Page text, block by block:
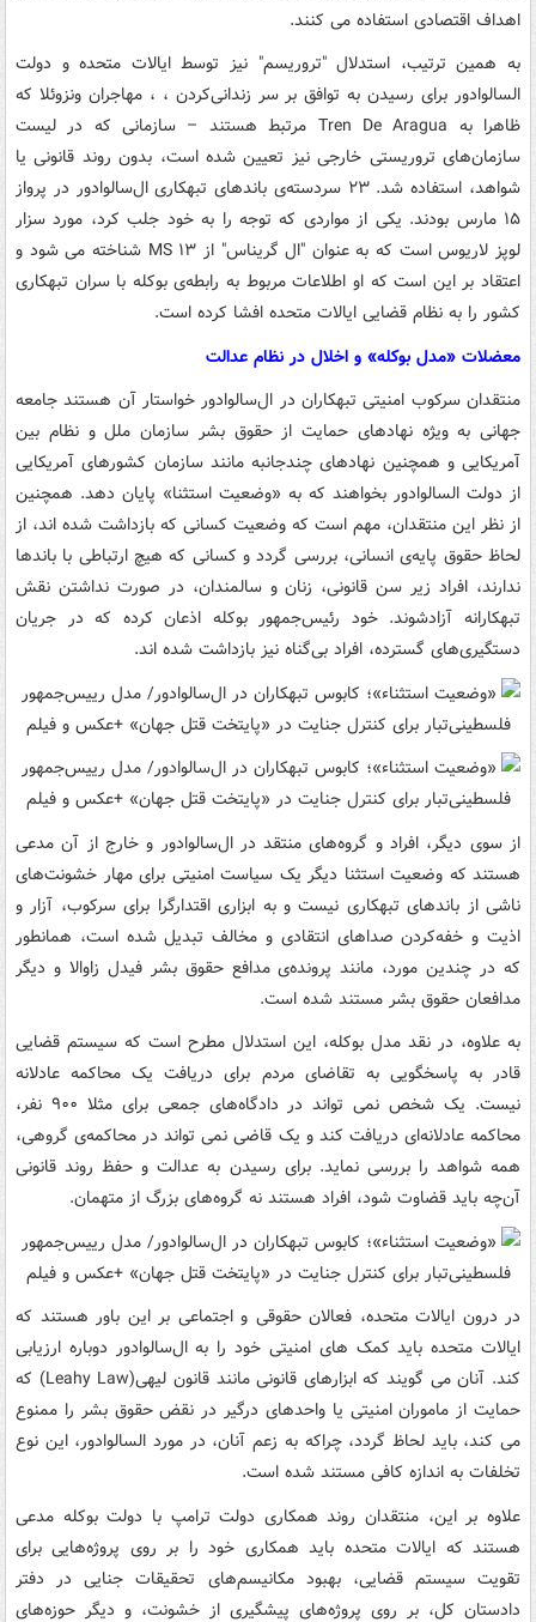
اهداف اقتصادی استفاده می کنند.
به همین ترتیب، استدلال "تروریسم" نیز توسط ایالات متحده و دولت
السالوادور برای رسیدن به توافق بر سر زندانی‌کردن ، ، مهاجران ونزوئلا که
ظاهرا به Tren De Aragua مرتبط هستند – سازمانی که در لیست
سازمان‌های تروریستی خارجی نیز تعیین شده است، بدون روند قانونی یا
شواهد، استفاده شد. ۲۳ سردسته‌ی باندهای تبهکاری ال‌سالوادور در پرواز
۱۵ مارس بودند. یکی از مواردی که توجه را به خود جلب کرد، مورد سزار
لوپز لاریوس است که به عنوان "ال گریناس" از MS ۱۳ شناخته می شود و
اعتقاد بر این است که او اطلاعات مربوط به رابطه‌ی بوکله با سران تبهکاری
کشور را به نظام قضایی ایالات متحده افشا کرده است.
معضلات «مدل بوکله» و اخلال در نظام عدالت
منتقدان سرکوب امنیتی تبهکاران در ال‌سالوادور خواستار آن هستند جامعه
جهانی به ویژه نهادهای حمایت از حقوق بشر سازمان ملل و نظام بین
آمریکایی و همچنین نهادهای چندجانبه مانند سازمان کشورهای آمریکایی
از دولت السالوادور بخواهند که به «وضعیت استثنا» پایان دهد. همچنین
از نظر این منتقدان، مهم است که وضعیت کسانی که بازداشت شده اند، از
لحاظ حقوق پایه‌ی انسانی، بررسی گردد و کسانی که هیچ ارتباطی با باندها
ندارند، افراد زیر سن قانونی، زنان و سالمندان، در صورت نداشتن نقش
تبهکارانه آزادشوند. خود رئیس‌جمهور بوکله اذعان کرده که در جریان
دستگیری‌های گسترده، افراد بی‌گناه نیز بازداشت شده اند.
از سوی دیگر، افراد و گروه‌های منتقد در ال‌سالوادور و خارج از آن مدعی
هستند که وضعیت استثنا دیگر یک سیاست امنیتی برای مهار خشونت‌های
ناشی از باندهای تبهکاری نیست و به ابزاری اقتدارگرا برای سرکوب، آزار و
اذیت و خفه‌کردن صداهای انتقادی و مخالف تبدیل شده است، همانطور
که در چندین مورد، مانند پرونده‌ی مدافع حقوق بشر فیدل زاوالا و دیگر
مدافعان حقوق بشر مستند شده است.
به علاوه، در نقد مدل بوکله، این استدلال مطرح است که سیستم قضایی
قادر به پاسخگویی به تقاضای مردم برای دریافت یک محاکمه عادلانه
نیست. یک شخص نمی تواند در دادگاه‌های جمعی برای مثلا ۹۰۰ نفر،
محاکمه عادلانه‌ای دریافت کند و یک قاضی نمی تواند در محاکمه‌ی گروهی،
همه شواهد را بررسی نماید. برای رسیدن به عدالت و حفظ روند قانونی
آن‌چه باید قضاوت شود، افراد هستند نه گروه‌های بزرگ از متهمان.
در درون ایالات متحده، فعالان حقوقی و اجتماعی بر این باور هستند که
ایالات متحده باید کمک های امنیتی خود را به ال‌سالوادور دوباره ارزیابی
کند. آنان می گویند که ابزارهای قانونی مانند قانون لیهی(Leahy Law) که
حمایت از ماموران امنیتی یا واحدهای درگیر در نقض حقوق بشر را ممنوع
می کند، باید لحاظ گردد، چراکه به زعم آنان، در مورد السالوادور، این نوع
تخلفات به اندازه کافی مستند شده است.
علاوه بر این، منتقدان روند همکاری دولت ترامپ با دولت بوکله مدعی
هستند که ایالات متحده باید همکاری خود را بر روی پروژه‌هایی برای
تقویت سیستم قضایی، بهبود مکانیسم‌های تحقیقات جنایی در دفتر
دادستان کل، بر روی پروژه‌های پیشگیری از خشونت، و دیگر حوزه‌های